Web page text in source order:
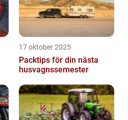
17 oktober 2025
Packtips för din nästa
husvagnssemester